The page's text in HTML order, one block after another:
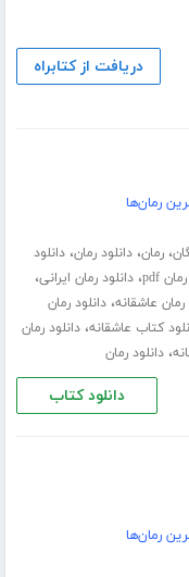
دریافت از کتابراه
رمان‌ها
،رمان،دانلود رمان،دانلود
رمان pdf ،دانلود رمان ایرانی،
رمان عاشقانه،دانلود رمان
کتاب عاشقانه،دانلود رمان
،دانلود رمان
دانلود کتاب
رمان‌ها